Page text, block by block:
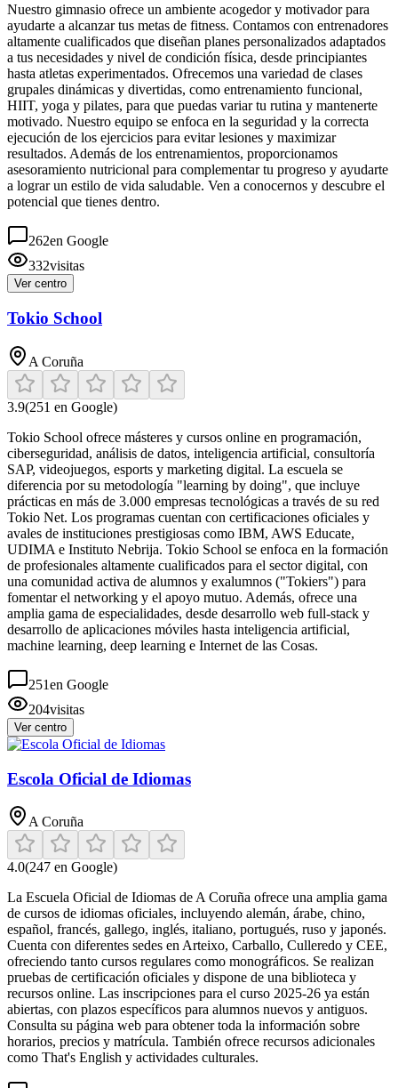
Nuestro gimnasio ofrece un ambiente acogedor y motivador para
ayudarte a alcanzar tus metas de fitness. Contamos con entrenadores
altamente cualificados que diseñan planes personalizados adaptados
a tus necesidades y nivel de condición física, desde principiantes
hasta atletas experimentados. Ofrecemos una variedad de clases
grupales dinámicas y divertidas, como entrenamiento funcional,
HIIT, yoga y pilates, para que puedas variar tu rutina y mantenerte
motivado. Nuestro equipo se enfoca en la seguridad y la correcta
ejecución de los ejercicios para evitar lesiones y maximizar
resultados. Además de los entrenamientos, proporcionamos
asesoramiento nutricional para complementar tu progreso y ayudarte
a lograr un estilo de vida saludable. Ven a conocernos y descubre el
potencial que tienes dentro.
262en Google
332visitas
Ver centro
Tokio School
A Coruña
3.9(251 en Google)
Tokio School ofrece másteres y cursos online en programación,
ciberseguridad, análisis de datos, inteligencia artificial, consultoría
SAP, videojuegos, esports y marketing digital. La escuela se
diferencia por su metodología "learning by doing", que incluye
prácticas en más de 3.000 empresas tecnológicas a través de su red
Tokio Net. Los programas cuentan con certificaciones oficiales y
avales de instituciones prestigiosas como IBM, AWS Educate,
UDIMA e Instituto Nebrija. Tokio School se enfoca en la formación
de profesionales altamente cualificados para el sector digital, con
una comunidad activa de alumnos y exalumnos ("Tokiers") para
fomentar el networking y el apoyo mutuo. Además, ofrece una
amplia gama de especialidades, desde desarrollo web full-stack y
desarrollo de aplicaciones móviles hasta inteligencia artificial,
machine learning, deep learning e Internet de las Cosas.
251en Google
204visitas
Ver centro
Escola Oficial de Idiomas
A Coruña
4.0(247 en Google)
La Escuela Oficial de Idiomas de A Coruña ofrece una amplia gama
de cursos de idiomas oficiales, incluyendo alemán, árabe, chino,
español, francés, gallego, inglés, italiano, portugués, ruso y japonés.
Cuenta con diferentes sedes en Arteixo, Carballo, Culleredo y CEE,
ofreciendo tanto cursos regulares como monográficos. Se realizan
pruebas de certificación oficiales y dispone de una biblioteca y
recursos online. Las inscripciones para el curso 2025-26 ya están
abiertas, con plazos específicos para alumnos nuevos y antiguos.
Consulta su página web para obtener toda la información sobre
horarios, precios y matrícula. También ofrece recursos adicionales
como That's English y actividades culturales.